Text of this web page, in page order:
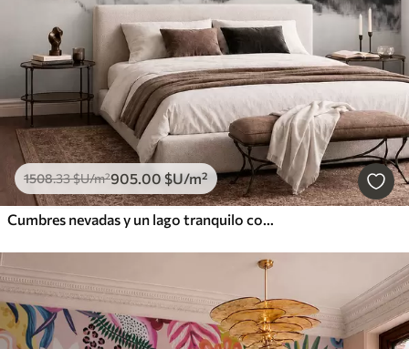
1508.33$U/m²905 .00 $U/m²